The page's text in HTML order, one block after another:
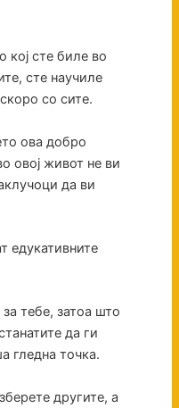
кој сте биле во
сте научиле
со сите.
ова добро
овој живот не ви
да ви
едукативните
тебе, затоа што
да ги
гледна точка.
другите, а